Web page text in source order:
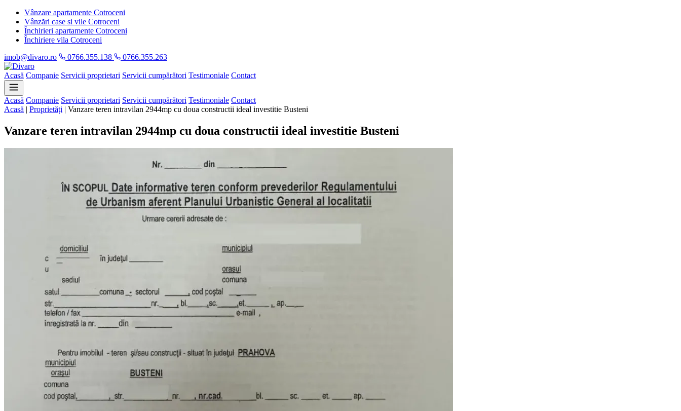
Vânzare apartamente Cotroceni
Vânzări case si vile Cotroceni
Închirieri apartamente Cotroceni
Închiriere vila Cotroceni
imob@divaro.ro
0766.355.138 0766.355.263
Acasă Companie Servicii proprietari Servicii cumpărători Testimoniale Contact
Acasă Companie Servicii proprietari Servicii cumpărători Testimoniale Contact
Acasă | Proprietăți | Vanzare teren intravilan 2944mp cu doua constructii ideal investitie Busteni
Vanzare teren intravilan 2944mp cu doua constructii ideal investitie Busteni